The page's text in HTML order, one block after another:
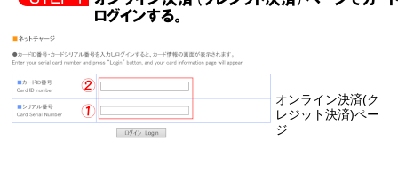
オンライン決済(ク
レジット決済)ペー
ジ